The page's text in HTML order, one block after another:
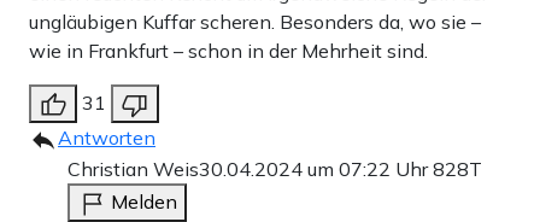
ungläubigen Kuffar scheren. Besonders da, wo sie –
wie in Frankfurt – schon in der Mehrheit sind.
31
Antworten
Christian Weis30.04.2024 um 07:22 Uhr828T
Melden